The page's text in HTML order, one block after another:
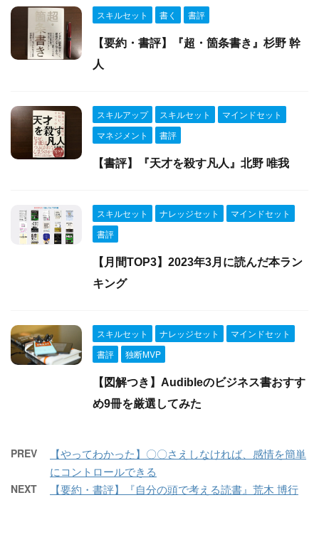
スキルセット 書く 書評
【要約・書評】『超・箇条書き』杉野 幹
人
スキルアップ スキルセット
マインドセット
マネジメント
書評
【書評】『天才を殺す凡人』北野 唯我
スキルセット ナレッジセット
マインドセット
書評
【月間TOP3】2023年3月に読んだ本ラン
キング
スキルセット ナレッジセット
マインドセット
書評
独断MVP
【図解つき】Audibleのビジネス書おすす
め9冊を厳選してみた
PREV
【やってわかった】〇〇さえしなければ、感情を簡単
にコントロールできる
NEXT 【要約・書評】『自分の頭で考える読書』荒木 博行